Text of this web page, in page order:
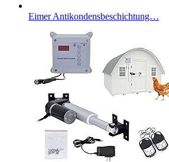
Eimer Antikondensbeschichtung…